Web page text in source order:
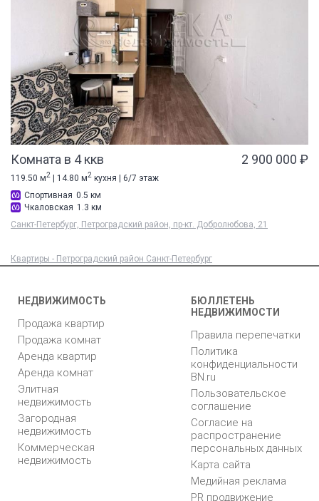
Комната в 4 ккв 2 900 000 ₽
119.50 м2 | 14.80 м2 кухня | 6/7 этаж
Спортивная 0.5 км
Чкаловская 1.3 км
Санкт-Петербург, Петроградский район, пр-кт. Добролюбова, 21
Квартиры - Петроградский район Санкт-Петербург
НЕДВИЖИМОСТЬ
Продажа квартир
Продажа комнат
Аренда квартир
Аренда комнат
Элитная
недвижимость
Загородная
недвижимость
Коммерческая
недвижимость
БЮЛЛЕТЕНЬ
НЕДВИЖИМОСТИ
Правила перепечатки
Политика
конфиденциальности
BN.ru
Пользовательское
соглашение
Согласие на
распространение
персональных данных
Карта сайта
Медийная реклама
PR продвижение